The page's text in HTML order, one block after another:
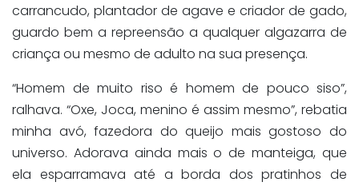
carrancudo, plantador de agave e criador de gado,
guardo bem a repreensão a qualquer algazarra de
criança ou mesmo de adulto na sua presença.
“Homem de muito riso é homem de pouco siso”,
ralhava. “Oxe, Joca, menino é assim mesmo”, rebatia
minha avó, fazedora do queijo mais gostoso do
universo. Adorava ainda mais o de manteiga, que
ela esparramava até a borda dos pratinhos de